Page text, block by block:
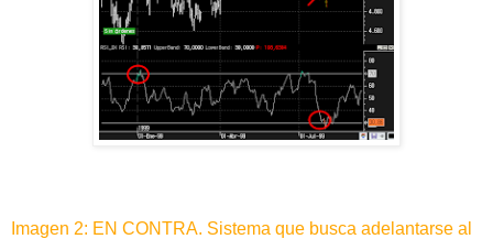
Imagen 2: EN CONTRA. Sistema que busca adelantarse al